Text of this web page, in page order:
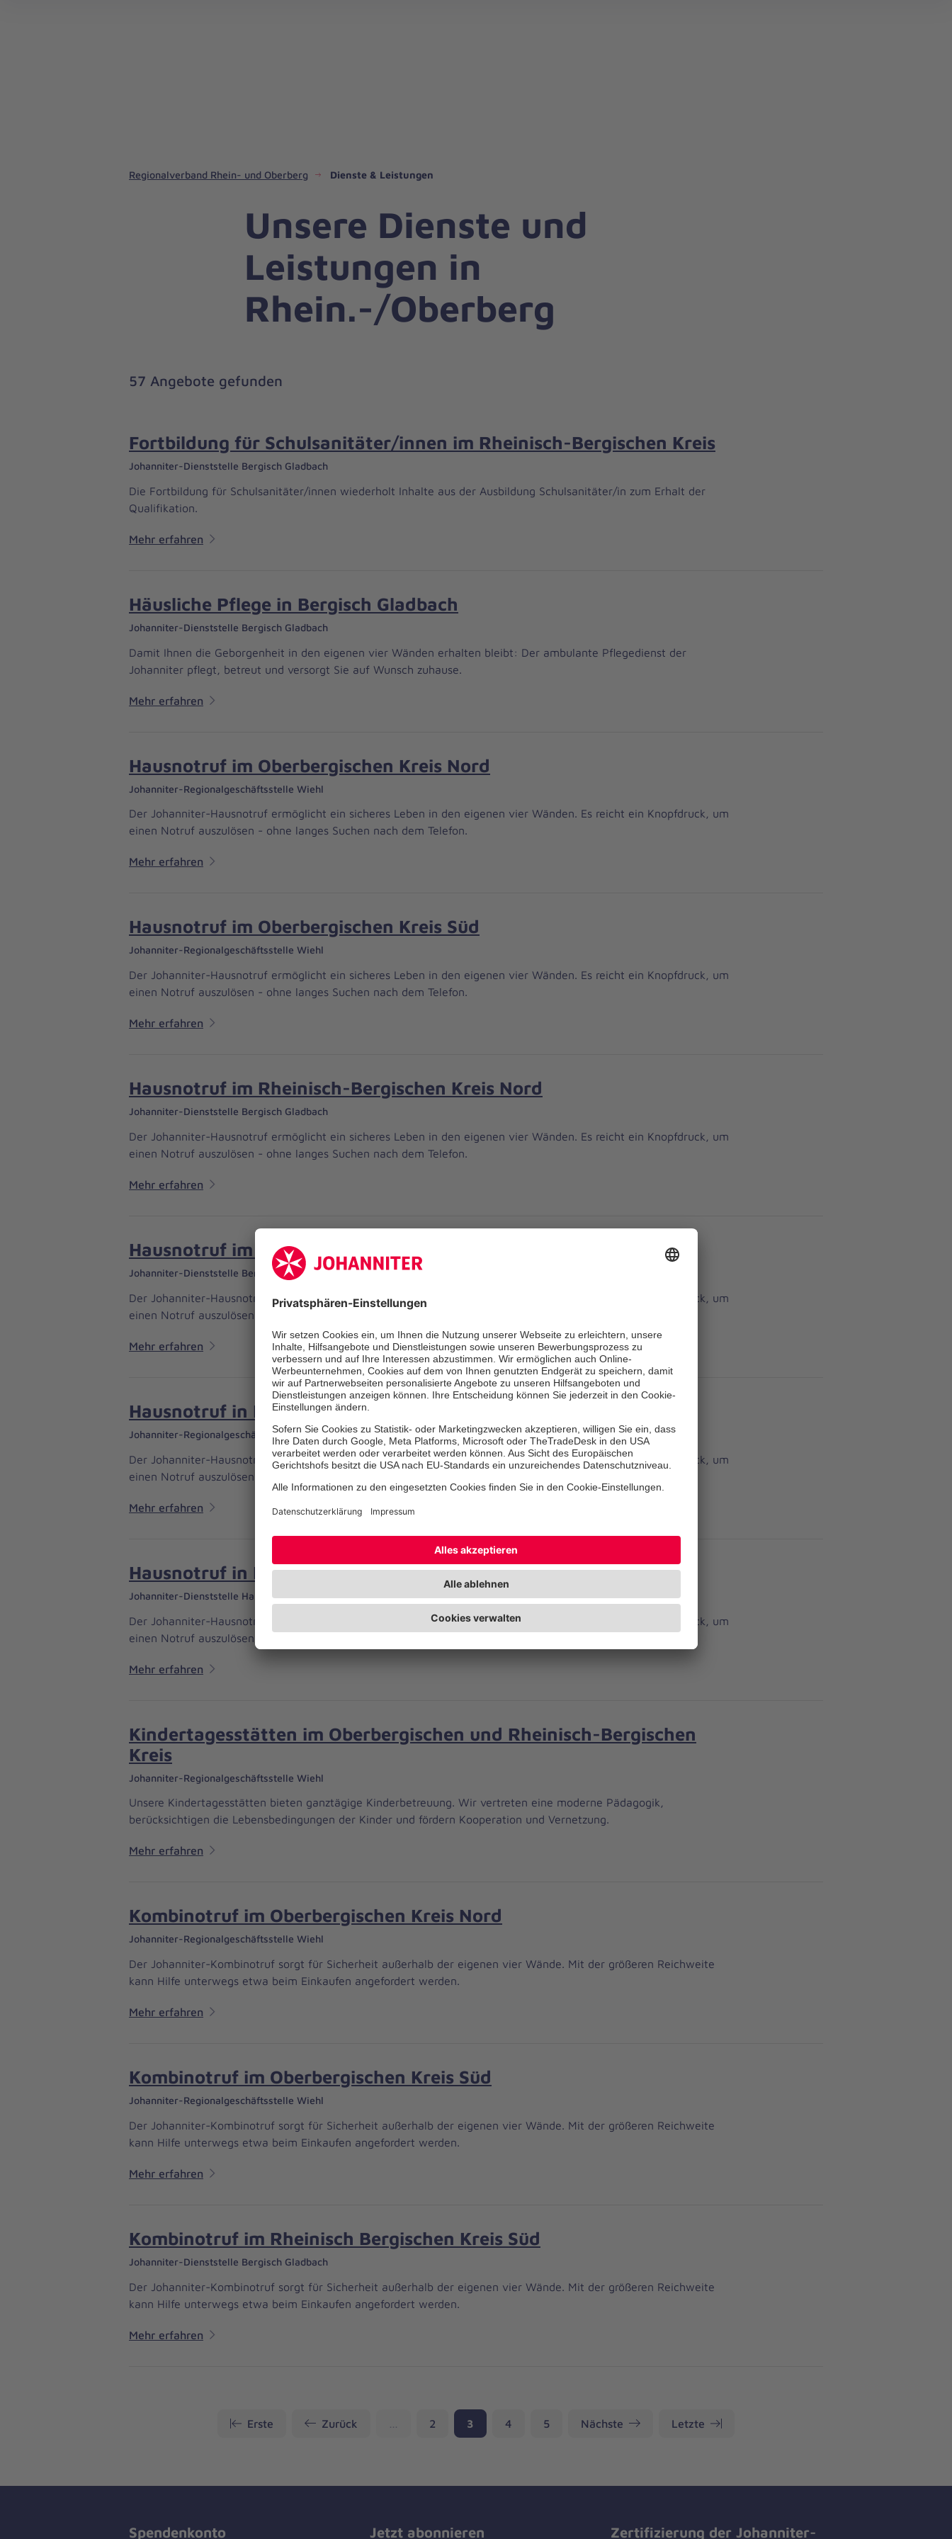
Regionalverband Rhein- und Oberberg Dienste & Leistungen
Unsere Dienste und
Leistungen in
Rhein.-/Oberberg
57 Angebote gefunden
Fortbildung für Schulsanitäter/innen im Rheinisch-Bergischen Kreis
Johanniter-Dienststelle Bergisch Gladbach
Die Fortbildung für Schulsanitäter/innen wiederholt Inhalte aus der Ausbildung Schulsanitäter/in zum Erhalt der
Qualifikation.
Mehr erfahren
Häusliche Pflege in Bergisch Gladbach
Johanniter-Dienststelle Bergisch Gladbach
Damit Ihnen die Geborgenheit in den eigenen vier Wänden erhalten bleibt: Der ambulante Pflegedienst der
Johanniter pflegt, betreut und versorgt Sie auf Wunsch zuhause.
Mehr erfahren
Hausnotruf im Oberbergischen Kreis Nord
Johanniter-Regionalgeschäftsstelle Wiehl
Der Johanniter-Hausnotruf ermöglicht ein sicheres Leben in den eigenen vier Wänden. Es reicht ein Knopfdruck, um
einen Notruf auszulösen - ohne langes Suchen nach dem Telefon.
Mehr erfahren
Hausnotruf im Oberbergischen Kreis Süd
Johanniter-Regionalgeschäftsstelle Wiehl
Der Johanniter-Hausnotruf ermöglicht ein sicheres Leben in den eigenen vier Wänden. Es reicht ein Knopfdruck, um
einen Notruf auszulösen - ohne langes Suchen nach dem Telefon.
Mehr erfahren
Hausnotruf im Rheinisch-Bergischen Kreis Nord
Johanniter-Dienststelle Bergisch Gladbach
Der Johanniter-Hausnotruf ermöglicht ein sicheres Leben in den eigenen vier Wänden. Es reicht ein Knopfdruck, um
einen Notruf auszulösen - ohne langes Suchen nach dem Telefon.
Mehr erfahren
Hausnotruf im Rheinisch-Bergischen Kreis Süd
Johanniter-Dienststelle Bergisch Gladbach
Der Johanniter-Hausnotruf ermöglicht ein sicheres Leben in den eigenen vier Wänden. Es reicht ein Knopfdruck, um
einen Notruf auszulösen - ohne langes Suchen nach dem Telefon.
Mehr erfahren
Hausnotruf in Forst
Johanniter-Regionalgeschäftsstelle Wiehl
Der Johanniter-Hausnotruf ermöglicht ein sicheres Leben in den eigenen vier Wänden. Es reicht ein Knopfdruck, um
einen Notruf auszulösen - ohne langes Suchen nach dem Telefon.
Mehr erfahren
Hausnotruf in Rhein.-/Oberberg
Johanniter-Dienststelle Hausnotruf Wermelskirchen
Der Johanniter-Hausnotruf ermöglicht ein sicheres Leben in den eigenen vier Wänden. Es reicht ein Knopfdruck, um
einen Notruf auszulösen - ohne langes Suchen nach dem Telefon.
Mehr erfahren
Kindertagesstätten im Oberbergischen und Rheinisch-Bergischen
Kreis
Johanniter-Regionalgeschäftsstelle Wiehl
Unsere Kindertagesstätten bieten ganztägige Kinderbetreuung. Wir vertreten eine moderne Pädagogik,
berücksichtigen die Lebensbedingungen der Kinder und fördern Kooperation und Vernetzung.
Mehr erfahren
Kombinotruf im Oberbergischen Kreis Nord
Johanniter-Regionalgeschäftsstelle Wiehl
Der Johanniter-Kombinotruf sorgt für Sicherheit außerhalb der eigenen vier Wände. Mit der größeren Reichweite
kann Hilfe unterwegs etwa beim Einkaufen angefordert werden.
Mehr erfahren
Kombinotruf im Oberbergischen Kreis Süd
Johanniter-Regionalgeschäftsstelle Wiehl
Der Johanniter-Kombinotruf sorgt für Sicherheit außerhalb der eigenen vier Wände. Mit der größeren Reichweite
kann Hilfe unterwegs etwa beim Einkaufen angefordert werden.
Mehr erfahren
Kombinotruf im Rheinisch Bergischen Kreis Süd
Johanniter-Dienststelle Bergisch Gladbach
Der Johanniter-Kombinotruf sorgt für Sicherheit außerhalb der eigenen vier Wände. Mit der größeren Reichweite
kann Hilfe unterwegs etwa beim Einkaufen angefordert werden.
Mehr erfahren
Erste Zurück Seite
2 Seite
3 Seite
4 Seite
5 Nächste Letzte
Spendenkonto Jetzt abonnieren Zertifizierung der Johanniter-